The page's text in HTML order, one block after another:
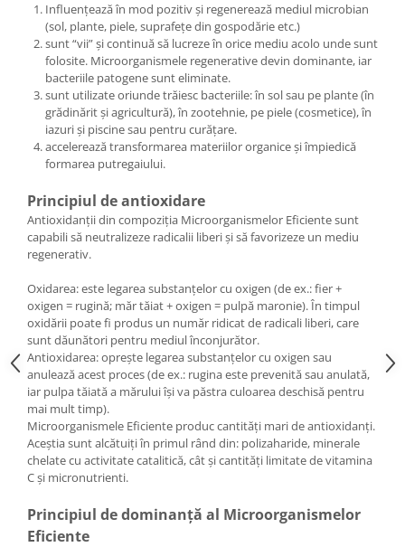
Influențează în mod pozitiv și regenerează mediul microbian
(sol, plante, piele, suprafețe din gospodărie etc.)
sunt “vii” și continuă să lucreze în orice mediu acolo unde sunt
folosite. Microorganismele regenerative devin dominante, iar
bacteriile patogene sunt eliminate.
sunt utilizate oriunde trăiesc bacteriile: în sol sau pe plante (în
grădinărit și agricultură), în zootehnie, pe piele (cosmetice), în
iazuri și piscine sau pentru curățare.
accelerează transformarea materiilor organice și împiedică
formarea putregaiului.
Principiul de antioxidare
Antioxidanții din compoziția Microorganismelor Eficiente sunt
capabili să neutralizeze radicalii liberi și să favorizeze un mediu
regenerativ.
Oxidarea: este legarea substanțelor cu oxigen (de ex.: fier +
oxigen = rugină; măr tăiat + oxigen = pulpă maronie). În timpul
oxidării poate fi produs un număr ridicat de radicali liberi, care
sunt dăunători pentru mediul înconjurător.
Antioxidarea: oprește legarea substanțelor cu oxigen sau
anulează acest proces (de ex.: rugina este prevenită sau anulată,
iar pulpa tăiată a mărului își va păstra culoarea deschisă pentru
mai mult timp).
Microorganismele Eficiente produc cantități mari de antioxidanți.
Aceștia sunt alcătuiți în primul rând din: polizaharide, minerale
chelate cu activitate catalitică, cât și cantități limitate de vitamina
C și micronutrienti.
Principiul de dominanță al Microorganismelor
Eficiente